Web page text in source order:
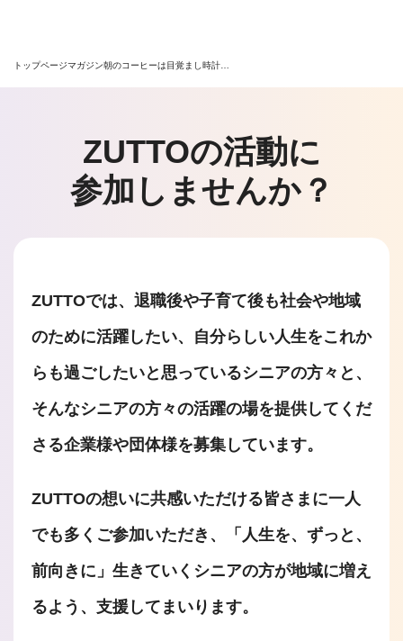
トップページマガジン朝のコーヒーは目覚まし時計…
ZUTTOの活動に
参加しませんか？
ZUTTOでは、退職後や子育て後も社会や地域
のために活躍したい、自分らしい人生をこれか
らも過ごしたいと思っているシニアの方々と、
そんなシニアの方々の活躍の場を提供してくだ
さる企業様や団体様を募集しています。
ZUTTOの想いに共感いただける皆さまに一人
でも多くご参加いただき、「人生を、ずっと、
前向きに」生きていくシニアの方が地域に増え
るよう、支援してまいります。